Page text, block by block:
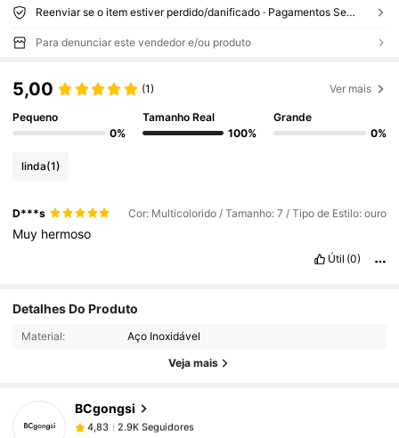
Reenviar se o item estiver perdido/danificado · Pagamentos Seguros · Proteção de privacidade
Para denunciar este vendedor e/ou produto
5,00 (1) Ver mais
Pequeno
0%
Tamanho Real
100%
Grande
0%
linda(1)
D***s Cor: Multicolorido / Tamanho: 7 / Tipo de Estilo: ouro
Muy hermoso
Útil (0)
Detalhes Do Produto
Material: Aço Inoxidável
Veja mais
BCgongsi
4,83 2.9K Seguidores
2.9K Seguidores
4,83 2.9K Seguidores